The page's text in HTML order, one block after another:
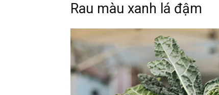
Rau màu xanh lá đậm